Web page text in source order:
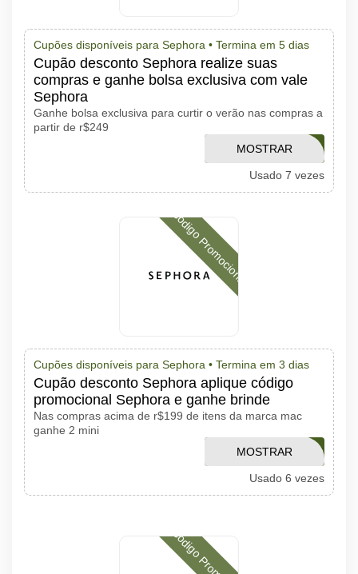
Cupões disponíveis para Sephora • Termina em 5 dias
Cupão desconto Sephora realize suas
compras e ganhe bolsa exclusiva com vale
Sephora
Ganhe bolsa exclusiva para curtir o verão nas compras a
partir de r$249
VERAOSEPHORA
MOSTRAR
CÓDIGO
Usado 7 vezes
Código Promocional
Cupões disponíveis para Sephora • Termina em 3 dias
Cupão desconto Sephora aplique código
promocional Sephora e ganhe brinde
Nas compras acima de r$199 de itens da marca mac
ganhe 2 mini
MACRUBYWOO
MOSTRAR
CÓDIGO
Usado 6 vezes